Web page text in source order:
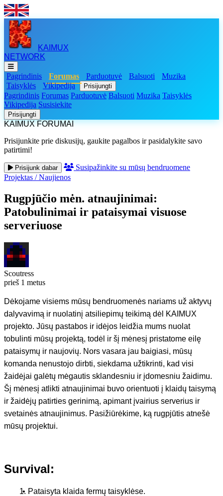
KAIMUX
NETWORK
Pagrindinis Forumas Parduotuvė Balsuoti
Muzika
Taisyklės
Vikipedija Prisijungti
Pagrindinis Forumas Parduotuvė Balsuoti Muzika Taisyklės
Vikipedija Susisiekite
Prisijungti
KAIMUX FORUMAI
Prisijunkite prie diskusijų, gaukite pagalbos ir pasidalykite savo
patirtimi!
Prisijunk dabar
Susipažinkite su mūsų bendruomene
Projektas / Naujienos
Rugpjūčio mėn. atnaujinimai:
Patobulinimai ir pataisymai visuose
serveriuose
Scoutress
prieš 1 metus
Dėkojame visiems mūsų bendruomenės nariams už aktyvų
dalyvavimą ir nuolatinį atsiliepimų teikimą dėl KAIMUX
projekto. Jūsų pastabos ir idėjos leidžia mums nuolat
tobulinti mūsų projektą, todėl ir šį mėnesį pristatome eilę
pataisymų ir naujovių. Nors vasara jau baigiasi, mūsų
komanda nenustojo dirbti, siekdama užtikrinti, kad visi
žaidėjai galėtų mėgautis sklandesniu ir įdomesniu žaidimu.
Šį mėnesį atlikti atnaujinimai buvo orientuoti į klaidų taisymą
ir žaidėjų patirties gerinimą, apimant įvairius serverius ir
svetainės atnaujinimus. Pasižiūrėkime, ką rugpjūtis atnešė
mūsų projektui.
Survival:
Pataisyta klaida fermų taisyklėse.